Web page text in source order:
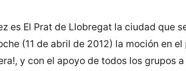
es El Prat de Llobregat la ciudad que
(11 de abril de 2012) la moción en
y con el apoyo de todos los grupos